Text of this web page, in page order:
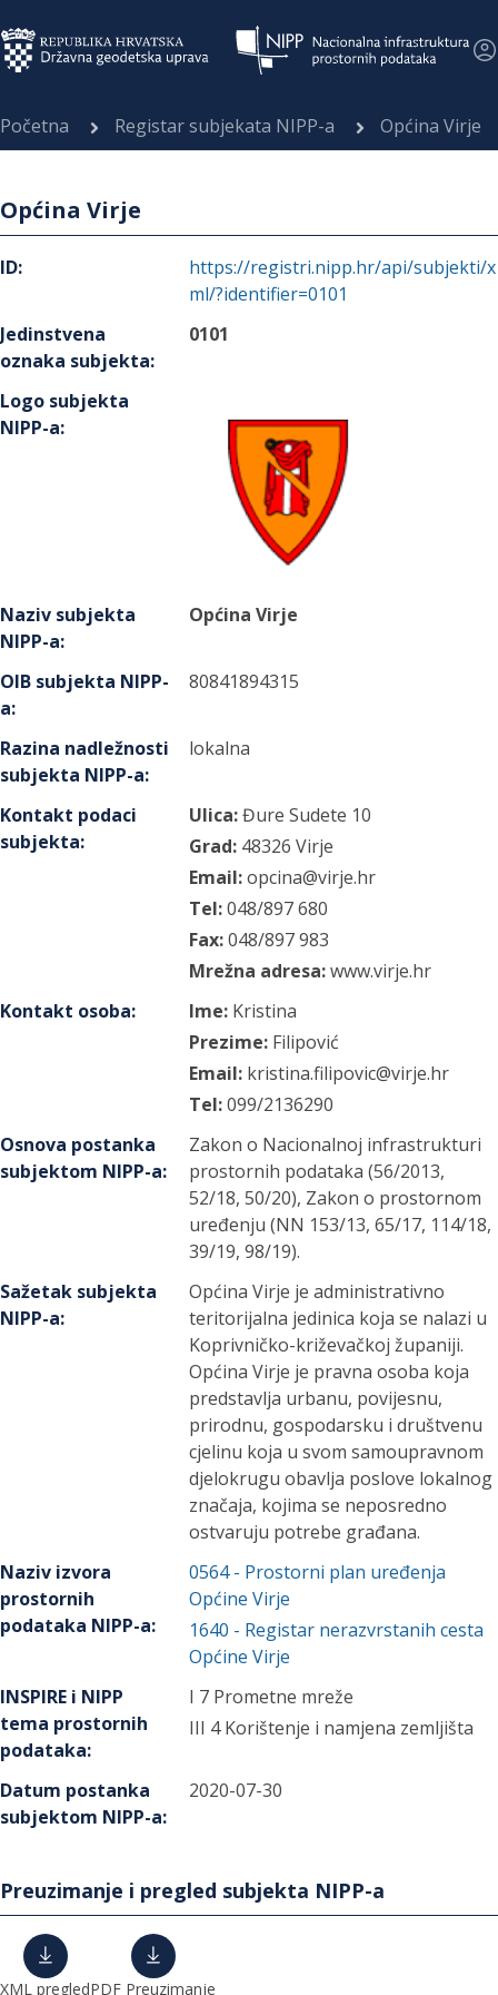
Početna Registar subjekata NIPP-a Općina Virje
Općina Virje
ID:
https://registri.nipp.hr/api/subjekti/x
ml/?identifier=0101
Jedinstvena
oznaka subjekta:
0101
Logo subjekta
NIPP-a:
Naziv subjekta
NIPP-a:
Općina Virje
OIB subjekta NIPP-
a:
80841894315
Razina nadležnosti
subjekta NIPP-a:
lokalna
Kontakt podaci
subjekta:
Ulica:Đure Sudete 10
Grad: 48326 Virje
Email:opcina@virje.hr
Tel:048/897 680
Fax:048/897 983
Mrežna adresa:www.virje.hr
Kontakt osoba: Ime: Kristina
Prezime: Filipović
Email: kristina.filipovic@virje.hr
Tel:099/2136290
Osnova postanka
subjektom NIPP-a:
Zakon o Nacionalnoj infrastrukturi
prostornih podataka (56/2013,
52/18, 50/20), Zakon o prostornom
uređenju (NN 153/13, 65/17, 114/18,
39/19, 98/19).
Sažetak subjekta
NIPP-a:
Općina Virje je administrativno
teritorijalna jedinica koja se nalazi u
Koprivničko-križevačkoj županiji.
Općina Virje je pravna osoba koja
predstavlja urbanu, povijesnu,
prirodnu, gospodarsku i društvenu
cjelinu koja u svom samoupravnom
djelokrugu obavlja poslove lokalnog
značaja, kojima se neposredno
ostvaruju potrebe građana.
Naziv izvora
prostornih
podataka NIPP-a:
0564- Prostorni plan uređenja
Općine Virje
1640 - Registar nerazvrstanih cesta
Općine Virje
INSPIRE i NIPP
tema prostornih
podataka:
I 7 Prometne mreže
III 4 Korištenje i namjena zemljišta
Datum postanka
subjektom NIPP-a:
2020-07-30
Preuzimanje i pregled subjekta NIPP-a
XML pregledPDF Preuzimanje